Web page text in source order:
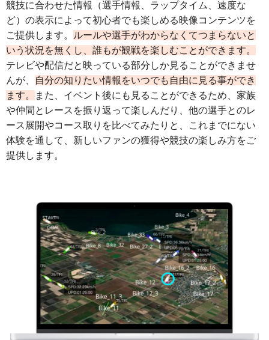
競技に合わせた情報（選手情報、ラップタイム、速度な
ど）の表示によって初心者でも楽しめる映像コンテンツを
ご提供します。
ルールや選手がわからなくてつまらないと
いう状況を無くし、誰もが観戦を楽しむことができます。
テレビや配信だと映っている部分しか見ることができませ
んが、
自分の知りたい情報をいつでも自由に見る事ができ
ます。
また、イベント後にも見ることができるため、家族
や仲間とレースを振り返って楽しんだり、他の選手とのレ
ース展開やコース取りを比べてみたりと、これまでにない
体験を通して、新しいファンの獲得や競技の楽しみ方をご
提供します。